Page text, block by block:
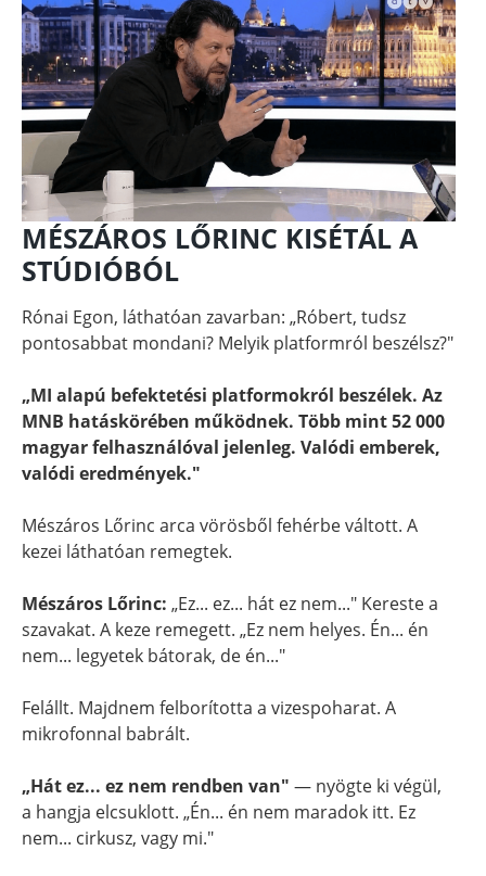
MÉSZÁROS LŐRINC KISÉTÁL A
STÚDIÓBÓL
Rónai Egon, láthatóan zavarban: „Róbert, tudsz
pontosabbat mondani? Melyik platformról beszélsz?"
„MI alapú befektetési platformokról beszélek. Az
MNB hatáskörében működnek. Több mint 52 000
magyar felhasználóval jelenleg. Valódi emberek,
valódi eredmények."
Mészáros Lőrinc arca vörösből fehérbe váltott. A
kezei láthatóan remegtek.
Mészáros Lőrinc: „Ez... ez... hát ez nem..." Kereste a
szavakat. A keze remegett. „Ez nem helyes. Én... én
nem... legyetek bátorak, de én..."
Felállt. Majdnem felborította a vizespoharat. A
mikrofonnal babrált.
„Hát ez... ez nem rendben van" — nyögte ki végül,
a hangja elcsuklott. „Én... én nem maradok itt. Ez
nem... cirkusz, vagy mi."